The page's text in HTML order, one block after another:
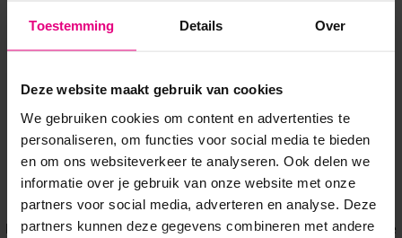
Toestemming Details Over
Deze website maakt gebruik van cookies
We gebruiken cookies om content en advertenties te
personaliseren, om functies voor social media te bieden
en om ons websiteverkeer te analyseren. Ook delen we
informatie over je gebruik van onze website met onze
partners voor social media, adverteren en analyse. Deze
partners kunnen deze gegevens combineren met andere
Application error: a client-side exception has occurred while
loadingwww.voordeeluitjes.nl (see the browser console for more